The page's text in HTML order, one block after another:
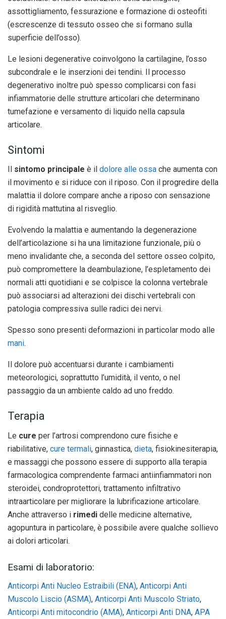
assottigliamento, fessurazione e formazione di osteofiti
(escrescenze di tessuto osseo che si formano sulla
superficie dell’osso).
Le lesioni degenerative coinvolgono la cartilagine, l’osso
subcondrale e le inserzioni dei tendini. Il processo
degenerativo inoltre può spesso complicarsi con fasi
infiammatorie delle strutture articolari che determinano
tumefazione e versamento di liquido nella capsula
articolare.
Sintomi
sintomo principale è il dolore alle ossa che aumenta con
il movimento e si riduce con il riposo. Con il progredire della
malattia il dolore compare anche a riposo con sensazione
di rigidità mattutina al risveglio.
Evolvendo la malattia e aumentando la degenerazione
dell’articolazione si ha una limitazione funzionale, più o
meno invalidante che, a seconda del settore osseo colpito,
può compromettere la deambulazione, l’espletamento dei
normali atti quotidiani e se colpisce la colonna vertebrale
può associarsi ad alterazioni dei dischi vertebrali con
patologia compressiva sulle radici dei nervi.
Spesso sono presenti deformazioni in particolar modo alle
mani.
Il dolore può accentuarsi durante i cambiamenti
meteorologici, soprattutto l’umidità, il vento, o nel
passaggio da un ambiente caldo ad uno freddo.
Terapia
Le cure per l’artrosi comprendono cure fisiche e
riabilitative, cure termali, ginnastica, dieta, fisiokinesiterapia,
e massaggi che possono essere di supporto alla terapia
farmacologica comprendente farmaci antiinfiammatori non
steroidei, condroprotettori, trattamento infiltrativo
intraarticolare per migliorare la lubrificazione articolare.
Anche attraverso i rimedi delle medicine alternative,
agopuntura in particolare, è possibile avere qualche sollievo
ai dolori articolari.
Esami di laboratorio:
Anticorpi Anti Nucleo Estraibili (ENA), Anticorpi Anti
Muscolo Liscio (ASMA), Anticorpi Anti Muscolo Striato,
Anticorpi Anti mitocondrio (AMA), Anticorpi Anti DNA, APA